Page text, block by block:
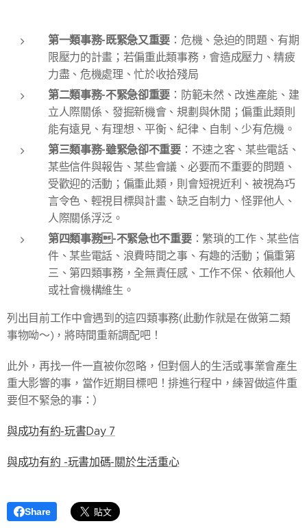
第一類事務-既緊急又重要 ：危機、急迫的問題、有期
限壓力的計畫；若偏重此類事務，會造成壓力、精疲
力盡、危機處理、忙於收拾殘局
第二類事務-不緊急卻重要 ：防範未然、改進產能、建
立人際關係、發掘新機會、規劃與休閒；偏重此類則
能有遠見、有理想、平衡、紀律、自制、少有危機。
第三類事務-雖緊急卻不重要：不速之客、某些電話、
某些信件與報告、某些會議、必要而不重要的問題、
受歡迎的活動；偏重此類，則會短視近利、被視為巧
言令色、輕視目標與計畫、缺乏自制力、怪罪他人、
人際關係浮泛。
第四類事務-不緊急也不重要：繁瑣的工作、某些信
件、某些電話、浪費時間之事、有趣的活動；偏重第
三、第四類事務，全無責任感、工作不保、依賴他人
或社會機構維生。
列出目前工作中會遇到的這四類事務(此動作就是在做第二類
事物呦～)，將時間重新調配吧！
此外，再找一件一直被你忽略，但對個人的生活或事業會產生
重大影響的事，當作近期目標吧！排進行程中，練習做這件重
要但不緊急的事：）
與成功有約-玩書Day 7
與成功有約 -玩書加碼-關於生活重心
Share